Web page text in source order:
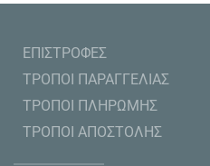
ΕΠΙΣΤΡΟΦΕΣ
ΤΡΟΠΟΙ ΠΑΡΑΓΓΕΛΙΑΣ
ΤΡΟΠΟΙ ΠΛΗΡΩΜΗΣ
ΤΡΟΠΟΙ ΑΠΟΣΤΟΛΗΣ